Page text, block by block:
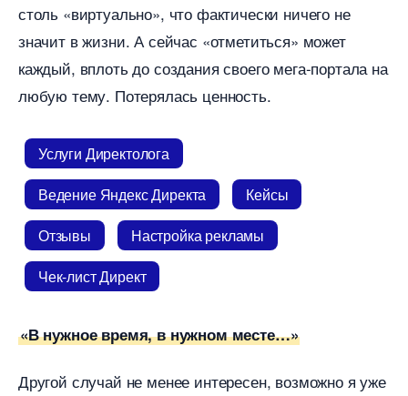
столь «виртуально», что фактически ничего не
значит в жизни. А сейчас «отметиться» может
каждый, вплоть до создания своего мега-портала на
любую тему. Потерялась ценность.
Услуги Директолога
едение Яндекс Директа
Кейсы
Отзывы
Настройка рекламы
Чек-лист Директ
«В нужное время, в нужном месте…»
Другой случай не менее интересен, возможно я уже